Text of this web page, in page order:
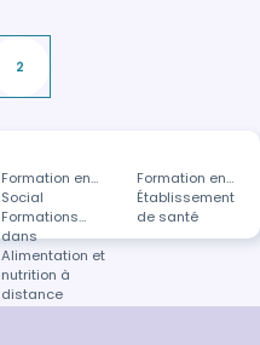
2
Formation en
Social
Formation en
Établissement
de santé
Formations
dans
Alimentation et
nutrition à
distance